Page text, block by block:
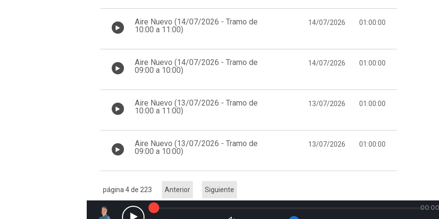
Aire Nuevo (14/07/2026 - Tramo de
10:00 a 11:00)
14/07/2026 01:00:00
Aire Nuevo (14/07/2026 - Tramo de
09:00 a 10:00)
14/07/2026 01:00:00
Aire Nuevo (13/07/2026 - Tramo de
10:00 a 11:00)
13/07/2026 01:00:00
Aire Nuevo (13/07/2026 - Tramo de
09:00 a 10:00)
13/07/2026 01:00:00
Anterior Siguiente
página 4 de 223
Reproducir